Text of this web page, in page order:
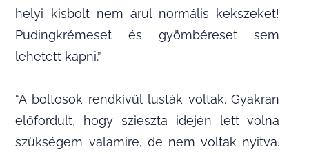
helyi kisbolt nem árul normális kekszeket!
Pudingkrémeset és gyömbéreset sem
lehetett kapni.”
“A boltosok rendkívül lusták voltak. Gyakran
előfordult, hogy szieszta idején lett volna
szükségem valamire, de nem voltak nyitva.